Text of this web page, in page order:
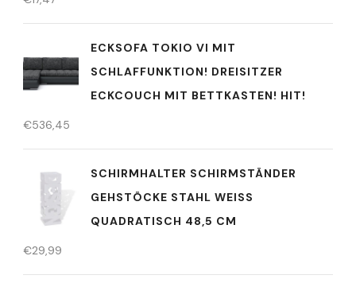
ECKSOFA TOKIO VI MIT
SCHLAFFUNKTION! DREISITZER
ECKCOUCH MIT BETTKASTEN! HIT!
€536,45
SCHIRMHALTER SCHIRMSTÄNDER
GEHSTÖCKE STAHL WEISS Q
UADRATISCH 48,5 CM
€29,99